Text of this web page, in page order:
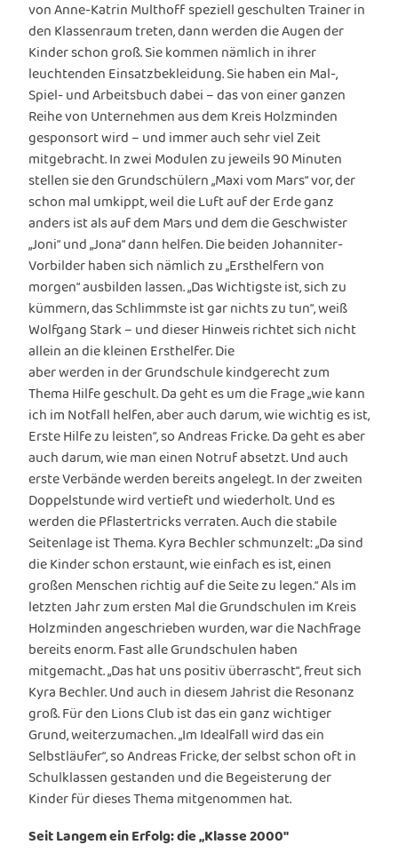
von Anne-Katrin Multhoff speziell geschulten Trainer in
den Klassenraum treten, dann werden die Augen der
Kinder schon groß. Sie kommen nämlich in ihrer
leuchtenden Einsatzbekleidung. Sie haben ein Mal-,
Spiel- und Arbeitsbuch dabei – das von einer ganzen
Reihe von Unternehmen aus dem Kreis Holzminden
gesponsort wird – und immer auch sehr viel Zeit
mitgebracht. In zwei Modulen zu jeweils 90 Minuten
stellen sie den Grundschülern „Maxi vom Mars“ vor, der
schon mal umkippt, weil die Luft auf der Erde ganz
anders ist als auf dem Mars und dem die Geschwister
„Joni“ und „Jona“ dann helfen. Die beiden Johanniter-
Vorbilder haben sich nämlich zu „Ersthelfern von
morgen“ ausbilden lassen. „Das Wichtigste ist, sich zu
kümmern, das Schlimmste ist gar nichts zu tun“, weiß
Wolfgang Stark – und dieser Hinweis richtet sich nicht
allein an die kleinen Ersthelfer. Die
aber werden in der Grundschule kindgerecht zum
Thema Hilfe geschult. Da geht es um die Frage „wie kann
ich im Notfall helfen, aber auch darum, wie wichtig es ist,
Erste Hilfe zu leisten“, so Andreas Fricke. Da geht es aber
auch darum, wie man einen Notruf absetzt. Und auch
erste Verbände werden bereits angelegt. In der zweiten
Doppelstunde wird vertieft und wiederholt. Und es
werden die Pflastertricks verraten. Auch die stabile
Seitenlage ist Thema. Kyra Bechler schmunzelt: „Da sind
die Kinder schon erstaunt, wie einfach es ist, einen
großen Menschen richtig auf die Seite zu legen.“ Als im
letzten Jahr zum ersten Mal die Grundschulen im Kreis
Holzminden angeschrieben wurden, war die Nachfrage
bereits enorm. Fast alle Grundschulen haben
mitgemacht. „Das hat uns positiv überrascht“, freut sich
Kyra Bechler. Und auch in diesem Jahrist die Resonanz
groß. Für den Lions Club ist das ein ganz wichtiger
Grund, weiterzumachen. „Im Idealfall wird das ein
Selbstläufer“, so Andreas Fricke, der selbst schon oft in
Schulklassen gestanden und die Begeisterung der
Kinder für dieses Thema mitgenommen hat.
Seit Langem ein Erfolg: die „Klasse 2000″